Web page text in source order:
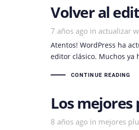
Volver al
7 años ago in
Tags actualizar
Atentos! WordPress ha
editor clásico. Muchos ya
CONTINUE READING
Los mejores
8 años ago in
Tags mejores